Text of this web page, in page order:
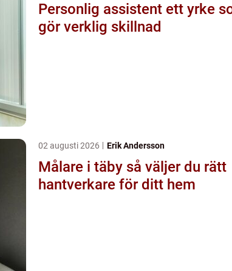
Personlig assistent ett yrke som
gör verklig skillnad
02 augusti 2026 Erik Andersson
Målare i täby så väljer du rätt
hantverkare för ditt hem